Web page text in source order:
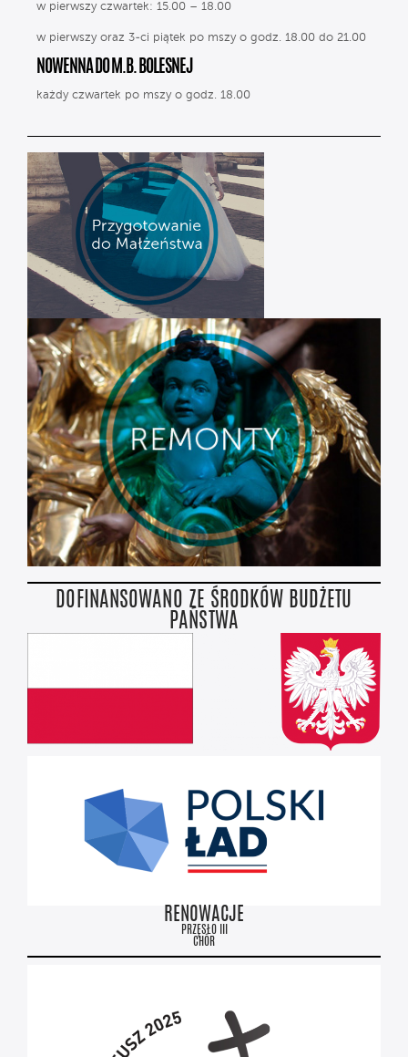
w pierwszy czwartek: 15.00 – 18.00
w pierwszy oraz 3-ci piątek po mszy o godz. 18.00 do 21.00
NOWENNA DO M.B. BOLESNEJ
każdy czwartek po mszy o godz. 18.00
DOFINANSOWANO ZE ŚRODKÓW BUDŻETU
PAŃSTWA
RENOWACJE
PRZĘSŁO III
CHÓR